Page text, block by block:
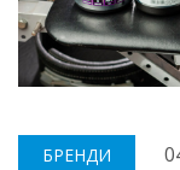
БРЕНДИ